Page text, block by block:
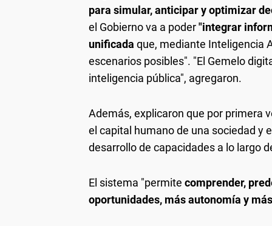
para simular, anticipar y optimizar
el Gobierno va a poder"integrar
unificada que, mediante Inteligencia
escenarios posibles". "El Gemelo
inteligencia pública", agregaron.
Además, explicaron que por primera
el capital humano de una sociedad y
desarrollo de capacidades a lo largo
El sistema "permite comprender,
oportunidades, más autonomía y